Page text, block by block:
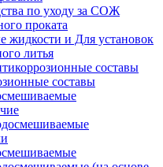
по уходу за СОЖ
проката
жидкости и Для установок
литья
составы
составы